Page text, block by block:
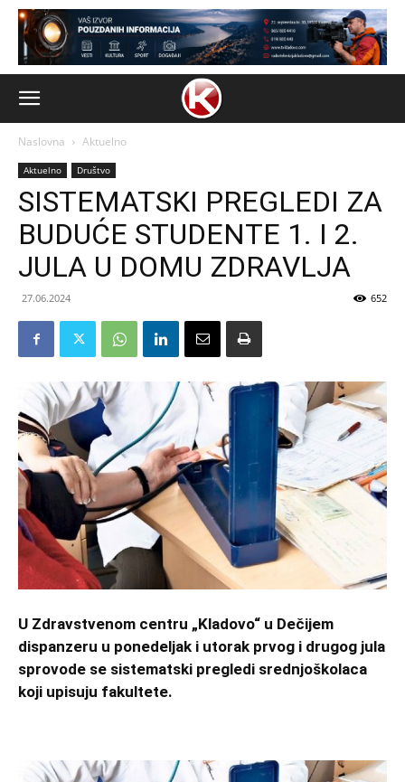
Naslovna Aktuelno
Aktuelno Društvo
SISTEMATSKI PREGLEDI ZA
BUDUĆE STUDENTE 1. I 2.
JULA U DOMU ZDRAVLJA
27.06.2024 652
U Zdravstvenom centru „Kladovo“ u Dečijem
dispanzeru u ponedeljak i utorak prvog i drugog jula
sprovode se sistematski pregledi srednjoškolaca
koji upisuju fakultete.